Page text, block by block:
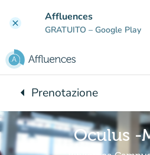
clear Affluences
GRATUITO – Google Play
arrow_leftTorna a:
Prenotazione
Oculus -